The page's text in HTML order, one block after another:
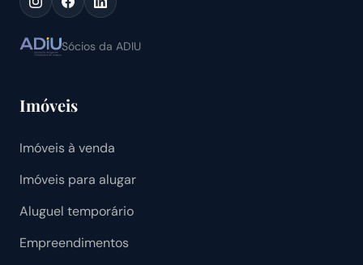
Sócios da ADIU
Imóveis
Imóveis à venda
Imóveis para alugar
Aluguel temporário
Empreendimentos